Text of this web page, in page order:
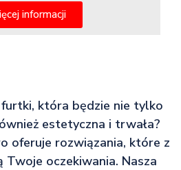
informacji
która będzie nie tylko
estetyczna i trwała?
oferuje rozwiązania, które z
Twoje oczekiwania. Nasza